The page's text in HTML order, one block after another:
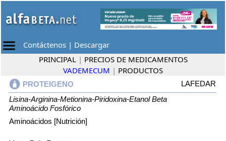
Contáctenos | Descargar
PRINCIPAL | PRECIOS DE MEDICAMENTOS
VADEMECUM | PRODUCTOS
PROTEIGENO
LAFEDAR
Lisina-Arginina-Metionina-Piridoxina-Etanol Beta
Aminoácido Fosfórico
Aminoácidos [Nutrición]